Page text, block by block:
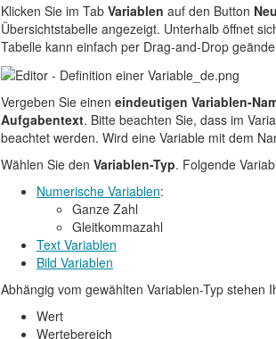
Klicken Sie im Tab Variablen auf den Button
Übersichtstabelle angezeigt. Unterhalb öffnet
Tabelle kann einfach per Drag-and-Drop
Vergeben Sie einen eindeutigen Variablen-
Aufgabentext. Bitte beachten Sie, dass im
beachtet werden. Wird eine Variable mit dem
Wählen Sie den Variablen-Typ. Folgende
Numerische Variablen:
Ganze Zahl
Gleitkommazahl
Text Variablen
Bild Variablen
Abhängig vom gewählten Variablen-Typ stehen
Wert
Wertebereich